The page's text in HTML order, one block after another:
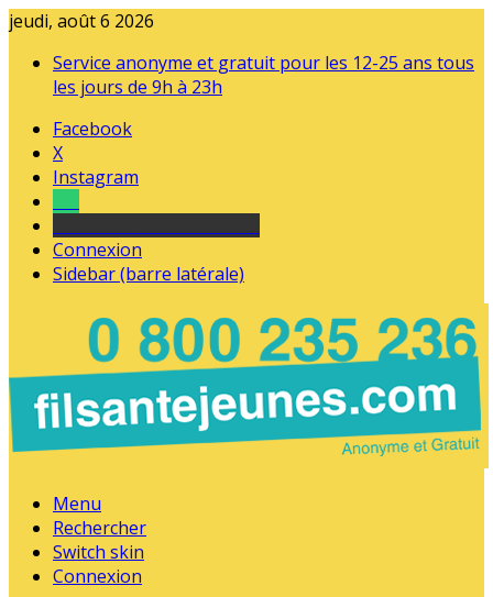
jeudi, août 6 2026
Service anonyme et gratuit pour les 12-25 ans tous
les jours de 9h à 23h
Facebook
X
Instagram
Connexion
Sidebar (barre latérale)
Menu
Rechercher
Switch skin
Connexion